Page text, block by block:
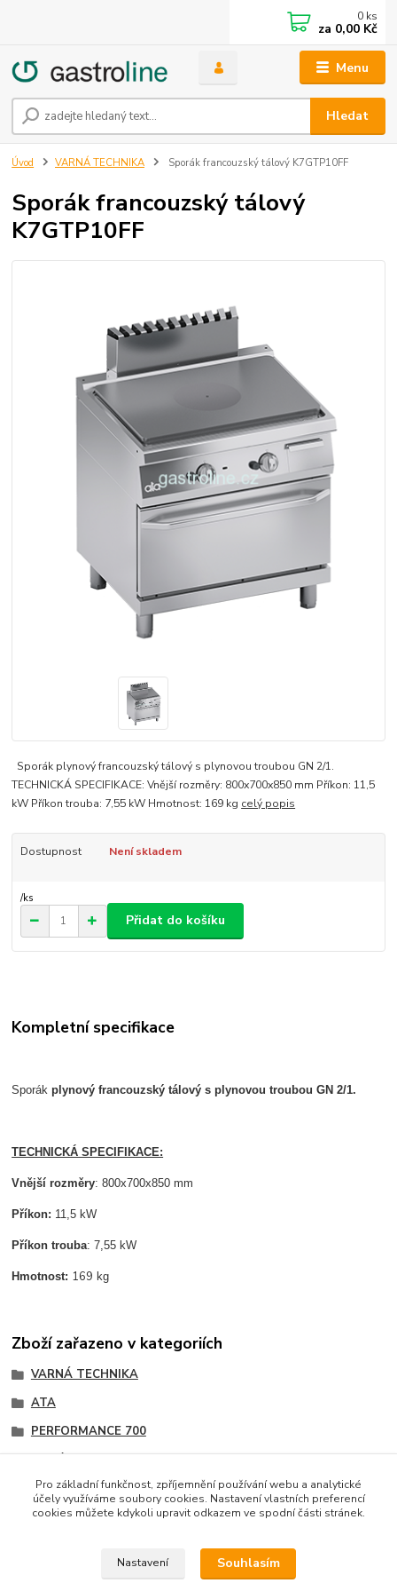
Menu
Hledat
0 ks
za 0,00 Kč
Úvod VARNÁ TECHNIKA Sporák francouzský tálový K7GTP10FF
Sporák francouzský tálový
K7GTP10FF
Sporák plynový francouzský tálový s plynovou troubou GN 2/1.
TECHNICKÁ SPECIFIKACE: Vnější rozměry: 800x700x850 mm Příkon: 11,5
kW Příkon trouba: 7,55 kW Hmotnost: 169 kg celý popis
Dostupnost Není skladem
/ks
Přidat do košíku
Kompletní specifikace
Sporákplynový francouzský tálovýs plynovou troubou GN 2/1.
TECHNICKÁ SPECIFIKACE:
Vnější rozměry: 800x700x850 mm
Příkon: 11,5 kW
Příkon trouba: 7,55 kW
Hmotnost: 169 kg
Zboží zařazeno v kategoriích
VARNÁ TECHNIKA
ATA
PERFORMANCE 700
Sporáky,vařidla,WOK a indukce
vystavit kupujícímu účtenku. Zároveň je povinen zaevidovat
přijatou tržbu u správce daně online; v případě technického
Pro základní funkčnost, zpříjemnění používání webu a analytické
účely využíváme soubory cookies. Nastavení vlastních preferencí
cookies můžete kdykoli upravit odkazem ve spodní části stránek.
Nastavení Souhlasím